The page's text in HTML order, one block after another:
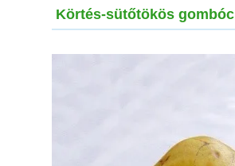
Körtés-sütőtökös gombóc